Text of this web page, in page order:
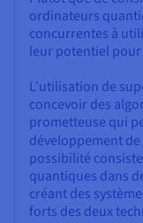
ordinateurs
concurrentes à
leur potentiel
L’utilisation de
concevoir des
prometteuse qui
développement de
possibilité
quantiques dans
créant des
forts des deux